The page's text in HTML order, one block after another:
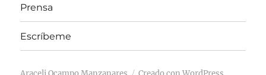
Prensa
Escríbeme